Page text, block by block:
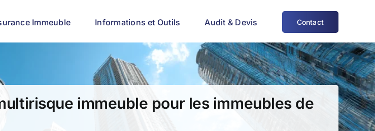
Immeuble Informations et Outils Audit & Devis Contact
immeuble pour les immeubles de